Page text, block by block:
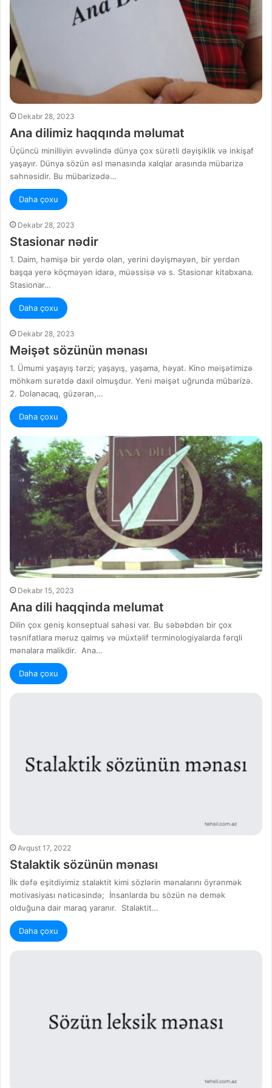
Dekabr 28, 2023
Ana dilimiz haqqında məlumat
Üçüncü minilliyin əvvəlində dünya çox sürətli dəyişiklik və inkişaf
yaşayır. Dünya sözün əsl mənasında xalqlar arasında mübarizə
səhnəsidir. Bu mübarizədə…
Daha çoxu
Dekabr 28, 2023
Stasionar nədir
1. Daim, həmişə bir yerdə olan, yerini dəyişməyən, bir yerdən
başqa yerə köçməyən idarə, müəssisə və s. Stasionar kitabxana.
Stasionar…
Daha çoxu
Dekabr 28, 2023
Məişət sözünün mənası
1. Ümumi yaşayış tərzi; yaşayış, yaşama, həyat. Kino məişətimizə
möhkəm surətdə daxil olmuşdur. Yeni məişət uğrunda mübarizə.
2. Dolanacaq, güzəran,…
Daha çoxu
Dekabr 15, 2023
Ana dili haqqinda melumat
Dilin çox geniş konseptual sahəsi var. Bu səbəbdən bir çox
təsnifatlara məruz qalmış və müxtəlif terminologiyalarda fərqli
mənalara malikdir. Ana…
Daha çoxu
Avqust 17, 2022
Stalaktik sözünün mənası
İlk dəfə eşitdiyimiz stalaktit kimi sözlərin mənalarını öyrənmək
motivasiyası nəticəsində; İnsanlarda bu sözün nə demək
olduğuna dair maraq yaranır. Stalaktit…
Daha çoxu